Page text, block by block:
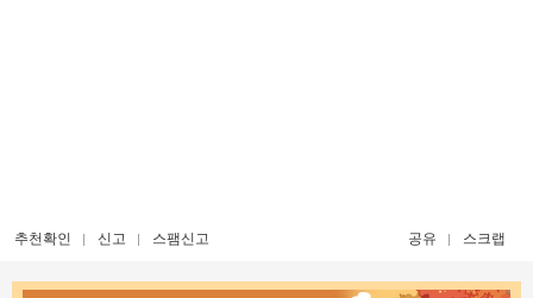
추천확인 신고 스팸신고 공유 스크랩